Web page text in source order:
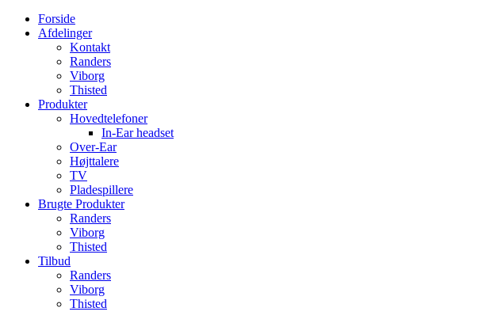
Forside
Afdelinger
Kontakt
Randers
Viborg
Thisted
Produkter
Hovedtelefoner
In-Ear headset
Over-Ear
Højttalere
TV
Pladespillere
Brugte Produkter
Randers
Viborg
Thisted
Tilbud
Randers
Viborg
Thisted